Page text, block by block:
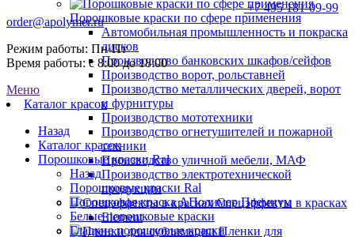
Порошковые краски по сфере применения
Автомобильная промышленность и покраска
дисков
Производство банковских шкафов/сейфов
Производство ворот, рольставней
Производство металлических дверей, ворот
и фурнитуры
Производство мототехники
Производство огнетушителей и пожарной
техники
Производство уличной мебели, МАФ
Производство электротехнической
продукции
Спецэффекты в красках
Element
Пленки для
+7 495 181-09-99
order@apolymer.ru
Режим работы: Пн-Пт
Время работы: с 8:00 до 18:00
Меню
Каталог красок
Назад
Каталог красок
Порошковые краски Ral
Назад
Порошковые краски Ral
Порошковая краска АПолимер Премиум
Белые порошковые краски
Гладкие порошковые краски